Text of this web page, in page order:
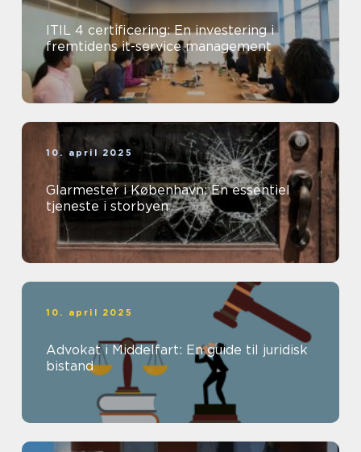
ITIL 4 certificering: En investering i
fremtidens it-service management
10. april 2025
Glarmester i København: En essentiel
tjeneste i storbyen
10. april 2025
Advokat i Middelfart: En guide til juridisk
bistand